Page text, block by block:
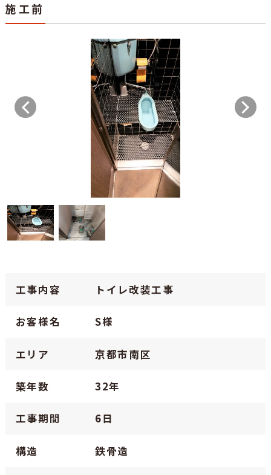
施工前
工事内容 トイレ改装工事
お客様名 S様
エリア 京都市南区
築年数 32年
工事期間 6日
構造 鉄骨造